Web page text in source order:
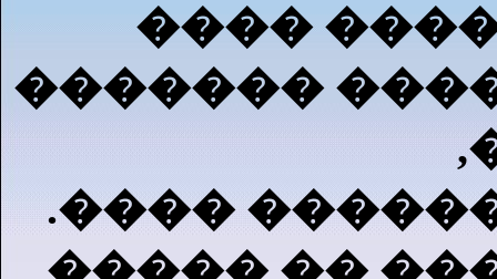
����
�������
.����